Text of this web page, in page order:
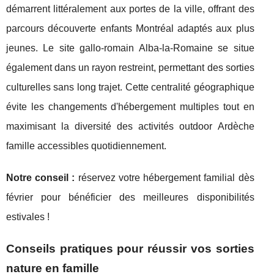
démarrent littéralement aux portes de la ville, offrant des
parcours découverte enfants Montréal adaptés aux plus
jeunes. Le site gallo-romain Alba-la-Romaine se situe
également dans un rayon restreint, permettant des sorties
culturelles sans long trajet. Cette centralité géographique
évite les changements d'hébergement multiples tout en
maximisant la diversité des activités outdoor Ardèche
famille accessibles quotidiennement.
Notre conseil : réservez votre hébergement familial dès
février pour bénéficier des meilleures disponibilités
estivales !
Conseils pratiques pour réussir vos sorties
nature en famille